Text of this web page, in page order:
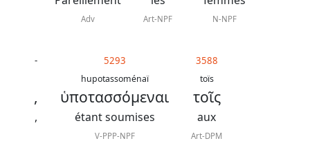
Adv Art-NPF N-NPF
-
,
,
5293
hupotassoménaï
ὑποτασσόμεναι
étant soumises
V-PPP-NPF
3588
toïs
τοῖς
aux
Art-DPM
chapitre